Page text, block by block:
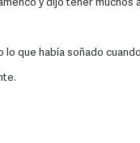
y dijo tener muchos
lo que había soñado